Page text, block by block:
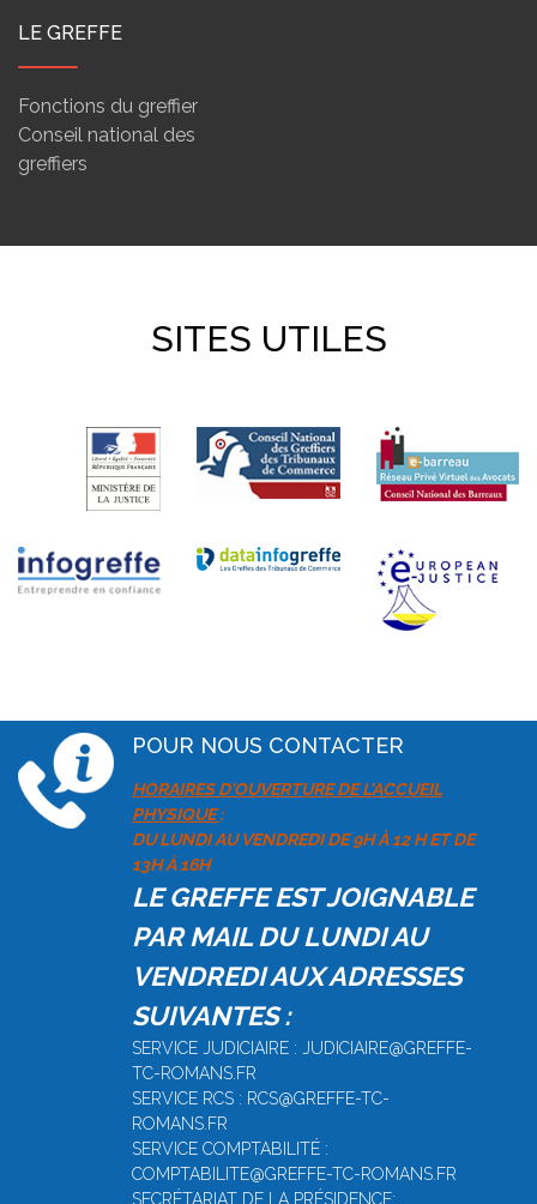
LE GREFFE
Fonctions du greffier
Conseil national des
greffiers
SITES UTILES
POUR NOUS CONTACTER
HORAIRES D'OUVERTURE DE L'ACCUEIL
PHYSIQUE:
DU LUNDI AU VENDREDI DE 9H À 12 H ET DE
13H À 16H
LE GREFFE EST JOIGNABLE
PAR MAIL DU LUNDI AU
VENDREDI AUX ADRESSES
SUIVANTES :
SERVICE JUDICIAIRE : JUDICIAIRE@GREFFE-
TC-ROMANS.FR
SERVICE RCS : RCS@GREFFE-TC-
ROMANS.FR
SERVICE COMPTABILITÉ :
COMPTABILITE@GREFFE-TC-ROMANS.FR
SECRÉTARIAT DE LA PRÉSIDENCE: